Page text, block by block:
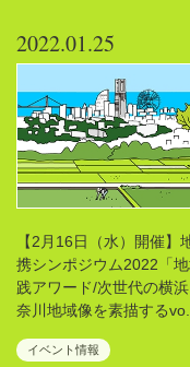
2022.01.25
【2月16日（水）開催】
携シンポジウム2022「
践アワード/次世代の横
奈川地域像を素描する
イベント情報